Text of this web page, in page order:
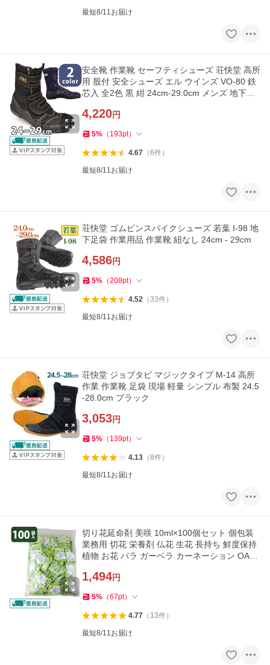
最短8/11お届け
安全靴 作業靴 セーフティシューズ 荘快堂 高所
用 股付 安全シューズ エル ウインズ VO-80 鉄
芯入 全2色 黒 紺 24cm-29.0cm メンズ 地下足
4,220円
5% （ 193pt）
4.67（6件）
最短8/11お届け
荘快堂 ゴムピンスパイクシューズ 若葉 I-98 地
下足袋 作業用品 作業靴 紐なし 24cm - 29cm
4,586円
5% （208pt）
4.52（33件）
最短8/11お届け
荘快堂 ジョブタビ マジックタイプ M-14 高所
作業 作業靴 足袋 現場 軽量 シンプル 布製 24.5
-28.0cm ブラック
3,053円
5% （ 139pt）
4.13（8件）
最短8/11お届け
切り花延命剤 美咲 10ml×100個セット 個包装
業務用 切花 栄養剤 仏花 生花 長持ち 鮮度保持
植物 お花 バラ ガーベラ カーネーション OAT
1,494円
5% （67pt）
4.77（ 13件）
最短8/11お届け